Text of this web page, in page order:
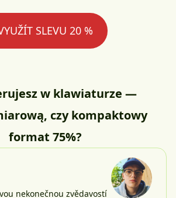
SLEVU 20 %
w klawiaturze —
czy kompaktowy
format 75%?
nekonečnou zvědavostí